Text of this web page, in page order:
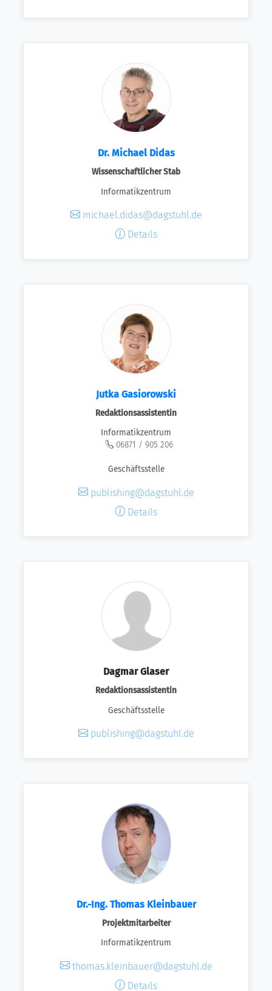
Dr. Michael Didas
Wissenschaftlicher Stab
Informatikzentrum
michael.didas@dagstuhl.de
Details
Jutka Gasiorowski
Redaktionsassistentin
Informatikzentrum
06871 / 905 206
Geschäftsstelle
publishing@dagstuhl.de
Details
Dagmar Glaser
Redaktionsassistentin
Geschäftsstelle
publishing@dagstuhl.de
Dr.-Ing. Thomas Kleinbauer
Projektmitarbeiter
Informatikzentrum
thomas.kleinbauer@dagstuhl.de
Details